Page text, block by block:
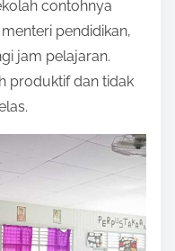
contohnya
pendidikan,
jam pelajaran.
produktif dan tidak